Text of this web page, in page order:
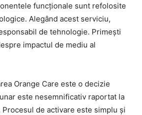
funcționale sunt refolosite
Alegând acest serviciu,
de tehnologie. Primești
impactul de mediu al
Orange Care este o decizie
este nesemnificativ raportat la
de activare este simplu și